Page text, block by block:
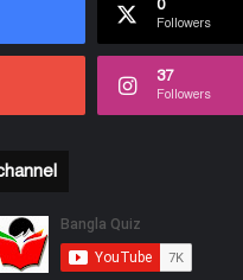
0
Followers
37
Followers